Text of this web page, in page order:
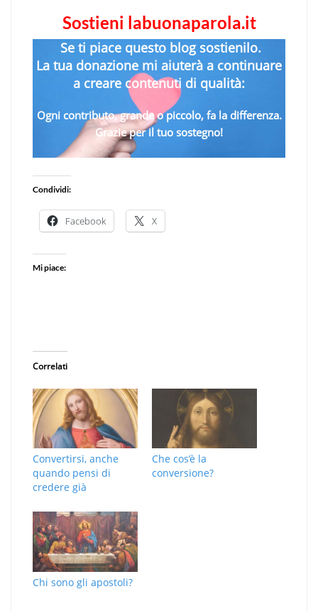
Sostieni labuonaparola.it
Se ti piace questo blog sostienilo.
La tua donazione mi aiuterà a continuare
a creare contenuti di qualità:
Ogni contributo, grande o piccolo, fa la differenza.
Grazie per il tuo sostegno!
Condividi:
Facebook X
Mi piace:
Correlati
Convertirsi, anche
quando pensi di
credere già
Che cos’è la
conversione?
Chi sono gli apostoli?